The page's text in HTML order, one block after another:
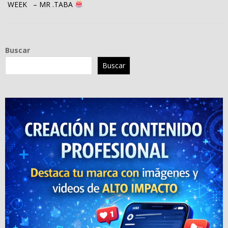
WEEK – MR .TABA
Buscar
Buscar